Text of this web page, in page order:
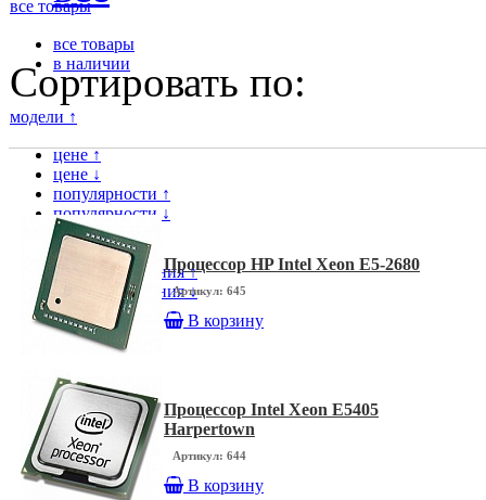
все товары
все товары
в наличии
Сортировать по:
модели ↑
цене ↑
цене ↓
популярности ↑
популярности ↓
модели ↑
модели ↓
дате поступления ↑
дате поступления ↓
Процессор HP Intel Xeon E5-2680
Артикул: 645
В корзину
Процессор Intel Xeon E5405
Harpertown
Артикул: 644
В корзину